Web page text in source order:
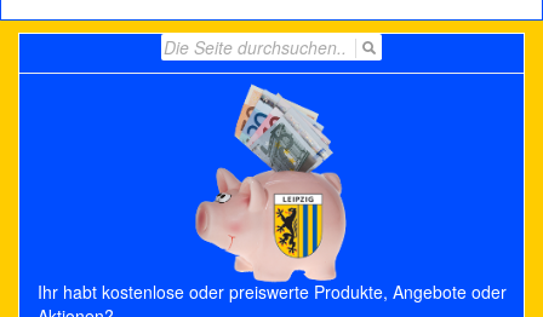
for:
Ihr habt kostenlose oder preiswerte Produkte, Angebote oder